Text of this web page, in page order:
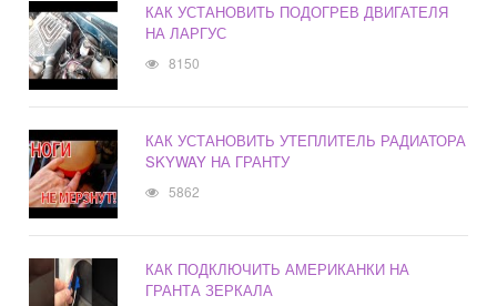
КАК УСТАНОВИТЬ ПОДОГРЕВ ДВИГАТЕЛЯ
НА ЛАРГУС
8150
КАК УСТАНОВИТЬ УТЕПЛИТЕЛЬ РАДИАТОРА
SKYWAY НА ГРАНТУ
5862
КАК ПОДКЛЮЧИТЬ АМЕРИКАНКИ НА
ГРАНТА ЗЕРКАЛА